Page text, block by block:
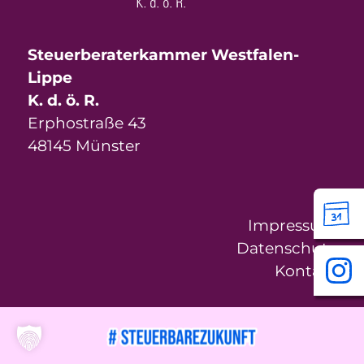
Steuerberaterkammer Westfalen-
Lippe
K. d. ö. R.
Erphostraße 43
48145 Münster
Impressum
Datenschutz
Kontakt